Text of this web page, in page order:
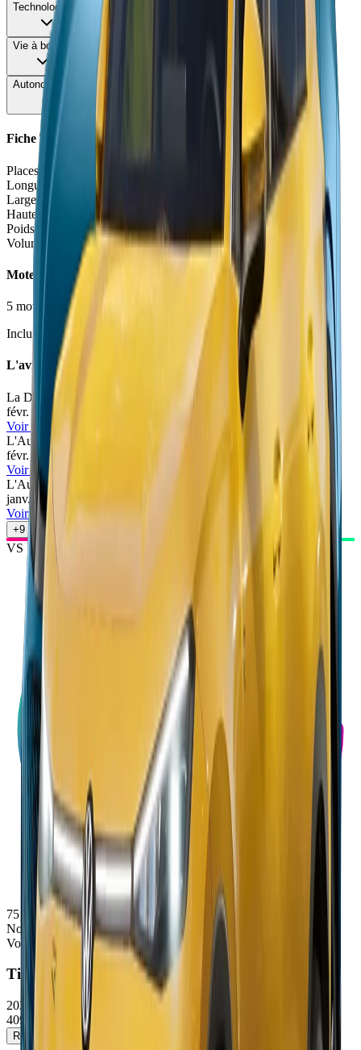
Technologie
Vie à bord
Autonomie & Recharge
Fiche Technique
Places 5 places
Longueur
Largeur
1.93
Hauteur 1.64
Poids à vide
1547 kg
Volume coffre
520 L
Moteurs et Finitions
5 motorisation
Inclure Malus 2026
L'avis des experts
La Dépêche du Midi
févr. 2026
Voir l'article
L'Auto-Journal
févr. 2026
Voir l'article
L'Auto-Journal
janv. 2026
Voir l'article
+9 autres avis
VS
75
Note
Volkswagen
Tiguan
2025/2026
40900 - 68600 €
Réserver un essai